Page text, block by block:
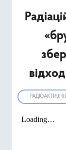
Публічна
РАДІОАКТИВНІ